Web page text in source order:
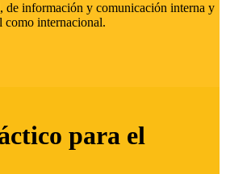
de información y comunicación interna y
como internacional.
para el